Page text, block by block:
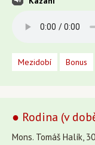
Mezidobí Bonus
● Rodina (v
Mons. Tomáš Halík,